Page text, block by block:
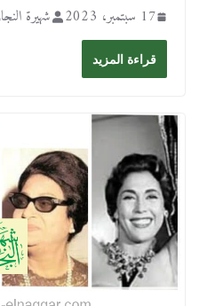
17 سبتمبر، 2023 شهيرة
قراءة المزيد